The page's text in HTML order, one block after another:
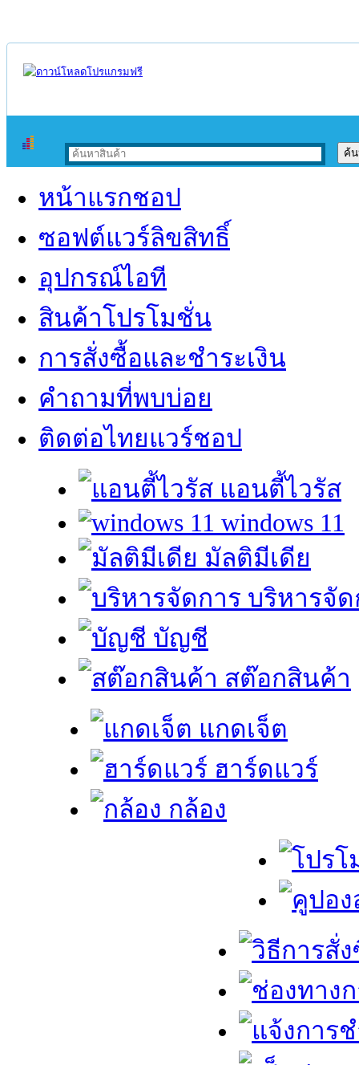
หน้าแรกชอป
ซอฟต์แวร์ลิขสิทธิ์
อุปกรณ์ไอที
สินค้าโปรโมชั่น
การสั่งซื้อและชำระเงิน
คำถามที่พบบ่อย
ติดต่อไทยแวร์ชอป
แอนตี้ไวรัส
windows 11
มัลติมีเดีย
บริหารจัด
บัญชี
สต๊อกสินค้า
แกดเจ็ต
ฮาร์ดแวร์
กล้อง